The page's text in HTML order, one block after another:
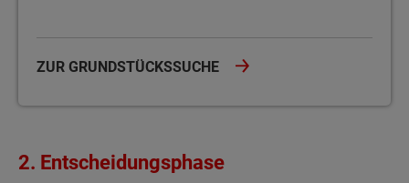
ZUR GRUNDSTÜCKSSUCHE
2. Entscheidungsphase